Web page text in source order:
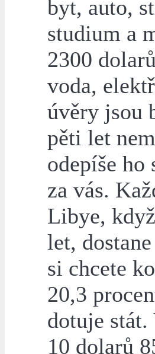
byt, auto,
studium a
2300
voda,
úvěry jsou
pěti let
odepíše ho
za vás.
Libye,
let,
si chcete
20,3
dotuje
10 dolarů